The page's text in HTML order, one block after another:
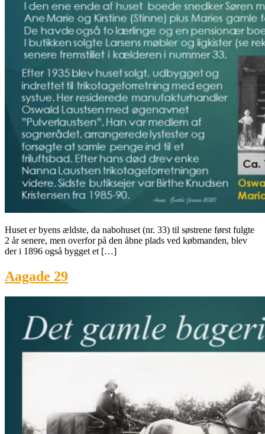
Huset er byens ældste, da nabohuset (nr. 33) til søstrene først fulgte
2 år senere, men overfor på den åbne plads ved købmanden, blev
der i 1896 også bygget et […]
Aagade 29